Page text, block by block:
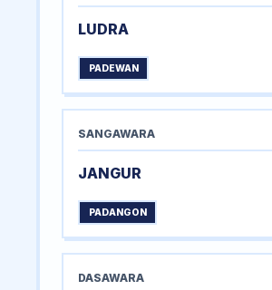
LUDRA
PADEWAN
SANGAWARA
JANGUR
PADANGON
DASAWARA